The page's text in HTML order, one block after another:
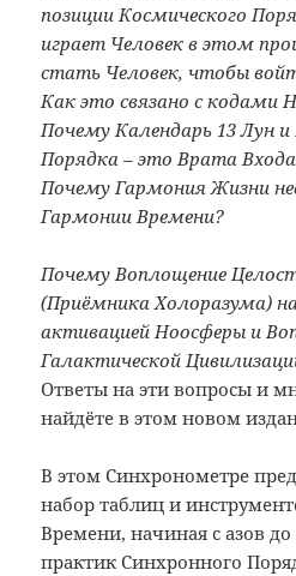
позиции Космического
играет Человек в этом
стать Человек, чтобы
Как это связано с кодами
Почему Календарь 13 Лун
Порядка – это Врата
Почему Гармония Жизни
Гармонии Времени?
Почему Воплощение
(Приёмника Холоразума)
активацией Ноосферы и
Галактической
Ответы на эти вопросы и
найдёте в этом новом
В этом Синхронометре
набор таблиц и
Времени, начиная с азов
практик Синхронного